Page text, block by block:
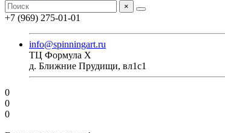
×
+7 (969) 275-01-01
info@spinningart.ru
ТЦ Формула X
д. Ближние Прудищи, вл1с1
0
0
0